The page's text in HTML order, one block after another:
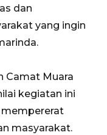
dan
yang ingin
Camat Muara
kegiatan ini
mempererat
masyarakat.